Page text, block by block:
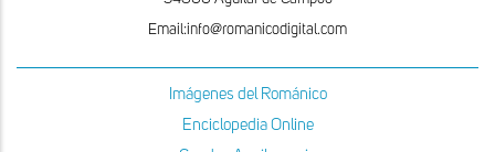
Email:info@romanicodigital.com
Imágenes del Románico
Enciclopedia Online